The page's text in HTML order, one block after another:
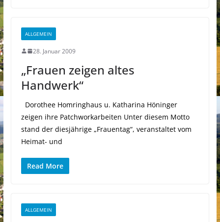
ALLGEMEIN
28. Januar 2009
„Frauen zeigen altes
Handwerk“
Dorothee Homringhaus u. Katharina Höninger
zeigen ihre Patchworkarbeiten Unter diesem Motto
stand der diesjährige „Frauentag“, veranstaltet vom
Heimat- und
Read More
ALLGEMEIN